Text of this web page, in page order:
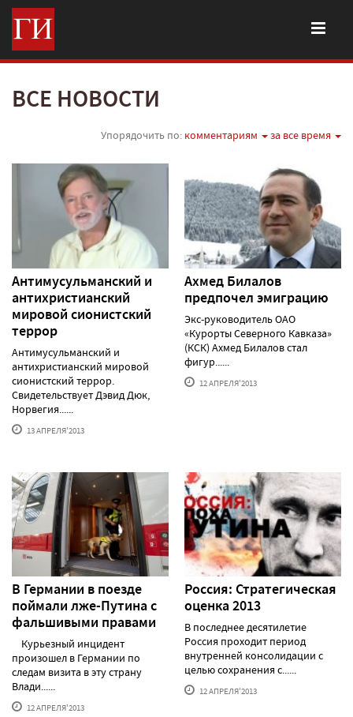
ВСЕ НОВОСТИ
Упорядочить по: комментариям за все время
Антимусульманский и
антихристианский
мировой сионистский
террор
Антимусульманский и
антихристианский мировой
сионистский террор.
Свидетельствует Дэвид Дюк,
Норвегия......
13 АПРЕЛЯ'2013
Ахмед Билалов
предпочел эмиграцию
Экс-руководитель ОАО
«Курорты Северного Кавказа»
(КСК) Ахмед Билалов стал
фигур......
12 АПРЕЛЯ'2013
В Германии в поезде
поймали лже-Путина с
фальшивыми правами
Курьезный инцидент
произошел в Германии по
следам визита в эту страну
Влади......
12 АПРЕЛЯ'2013
Россия: Стратегическая
оценка 2013
В последнее десятилетие
Россия проходит период
внутренней консолидации с
целью сохранения с......
12 АПРЕЛЯ'2013